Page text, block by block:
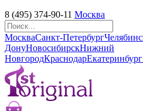
8 (495) 374-90-11 Москва
МоскваСанкт-Петербург
ДонуНовосибирскНижний
НовгородКраснодарЕкатеринбург